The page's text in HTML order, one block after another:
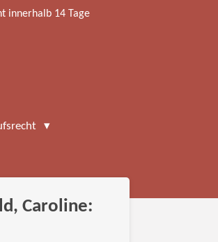
innerhalb 14 Tage
Caroline: